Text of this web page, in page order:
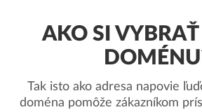
AKO SI
Tak isto ako adresa napovie
doména pomôže zákazníkom